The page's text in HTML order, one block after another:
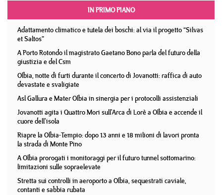
IN PRIMO PIANO
Adattamento climatico e tutela dei boschi: al via il progetto “Silvas
et Saltos”
A Porto Rotondo il magistrato Gaetano Bono parla del futuro della
giustizia e del Csm
Olbia, notte di furti durante il concerto di Jovanotti: raffica di auto
devastate e svaligiate
Asl Gallura e Mater Olbia in sinergia per i protocolli assistenziali
Jovanotti agita i Quattro Mori sull'Arca di Lorè a Olbia e accende il
cuore dell'isola
Riapre la Olbia-Tempio: dopo 13 anni e 18 milioni di lavori pronta
la strada di Monte Pino
A Olbia prorogati i monitoraggi per il futuro tunnel sottomarino:
limitazioni sulle sopraelevate
Stretta sui controlli in aeroporto a Olbia, sequestrati caviale,
contanti e sabbia rubata